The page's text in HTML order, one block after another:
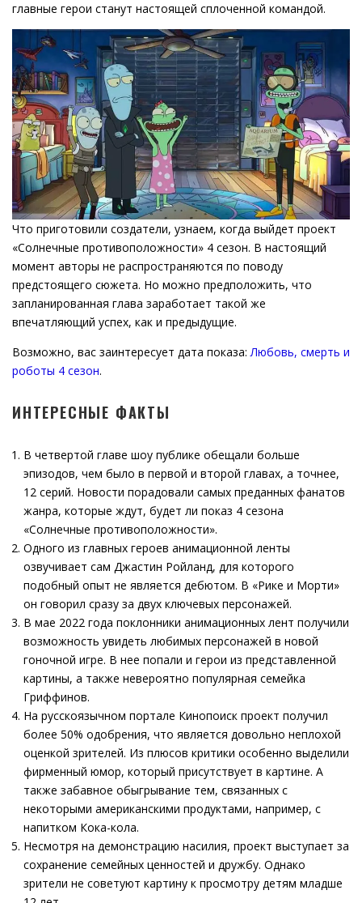
главные герои станут настоящей сплоченной командой.
Что приготовили создатели, узнаем, когда выйдет проект
«Солнечные противоположности» 4 сезон. В настоящий
момент авторы не распространяются по поводу
предстоящего сюжета. Но можно предположить, что
запланированная глава заработает такой же
впечатляющий успех, как и предыдущие.
Возможно, вас заинтересует дата показа:Любовь, смерть и
роботы 4 сезон.
ИНТЕРЕСНЫЕ ФАКТЫ
В четвертой главе шоу публике обещали больше
эпизодов, чем было в первой и второй главах, а точнее,
12 серий. Новости порадовали самых преданных фанатов
жанра, которые ждут, будет ли показ 4 сезона
«Солнечные противоположности».
Одного из главных героев анимационной ленты
озвучивает сам Джастин Ройланд, для которого
подобный опыт не является дебютом. В «Рике и Морти»
он говорил сразу за двух ключевых персонажей.
В мае 2022 года поклонники анимационных лент получили
возможность увидеть любимых персонажей в новой
гоночной игре. В нее попали и герои из представленной
картины, а также невероятно популярная семейка
Гриффинов.
На русскоязычном портале Кинопоиск проект получил
более 50% одобрения, что является довольно неплохой
оценкой зрителей. Из плюсов критики особенно выделили
фирменный юмор, который присутствует в картине. А
также забавное обыгрывание тем, связанных с
некоторыми американскими продуктами, например, с
напитком Кока-кола.
Несмотря на демонстрацию насилия, проект выступает за
сохранение семейных ценностей и дружбу. Однако
зрители не советуют картину к просмотру детям младше